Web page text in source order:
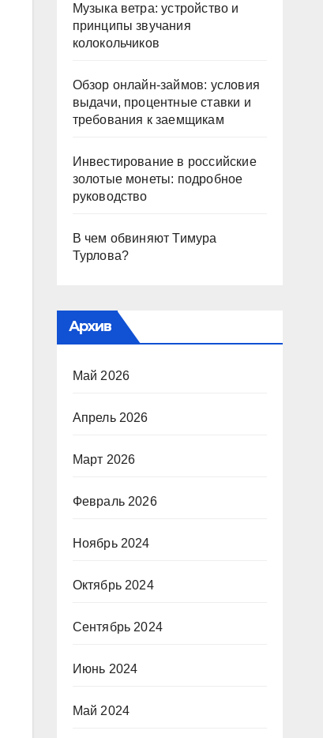
Музыка ветра: устройство и
принципы звучания
колокольчиков
Обзор онлайн-займов: условия
выдачи, процентные ставки и
требования к заемщикам
Инвестирование в российские
золотые монеты: подробное
руководство
В чем обвиняют Тимура
Турлова?
Архив
Май 2026
Апрель 2026
Март 2026
Февраль 2026
Ноябрь 2024
Октябрь 2024
Сентябрь 2024
Июнь 2024
Май 2024